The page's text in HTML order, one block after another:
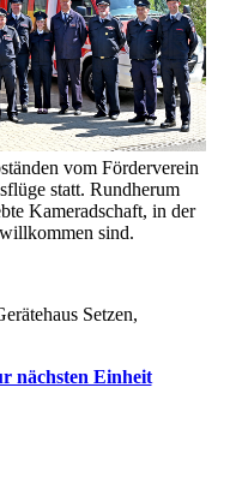
vom Förderverein
statt. Rundherum
Kameradschaft, in der
sind.
Setzen,
nächsten Einheit